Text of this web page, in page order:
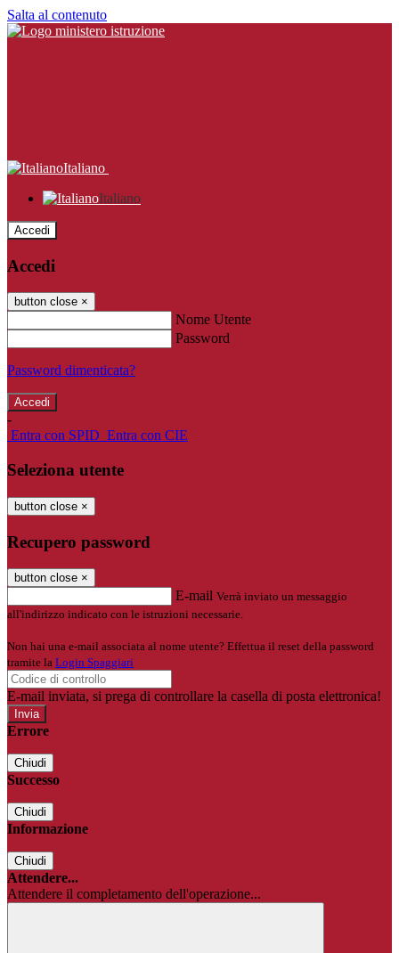
Salta al contenuto
Italiano
Italiano
Accedi
Accedi
button close ×
Nome Utente
Password
Password dimenticata?
-
Entra con SPID Entra con CIE
Seleziona utente
button close ×
Recupero password
button close ×
E-mail Verrà inviato un messaggio
all'indirizzo indicato con le istruzioni necessarie.
Non hai una e-mail associata al nome utente? Effettua il reset della password
tramite la Login Spaggiari
E-mail inviata, si prega di controllare la casella di posta elettronica!
Errore
Chiudi
Successo
Chiudi
Informazione
Chiudi
Attendere...
Attendere il completamento dell'operazione...